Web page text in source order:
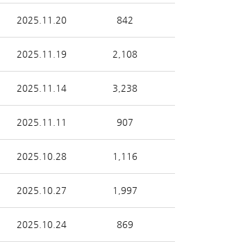
2025.11.20 842
2025.11.19 2,108
2025.11.14 3,238
2025.11.11 907
2025.10.28 1,116
2025.10.27 1,997
2025.10.24 869